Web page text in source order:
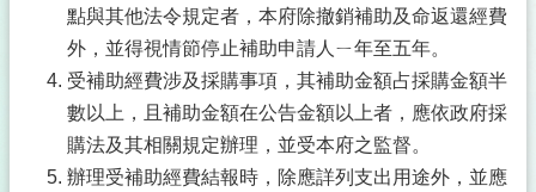
點與其他法令規定者，本府除撤銷補助及命返還經費
外，並得視情節停止補助申請人ㄧ年至五年。
受補助經費涉及採購事項，其補助金額占採購金額半
數以上，且補助金額在公告金額以上者，應依政府採
購法及其相關規定辦理，並受本府之監督。
辦理受補助經費結報時，除應詳列支出用途外，並應